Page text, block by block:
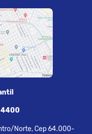
4400
Norte, Cep 64.000-